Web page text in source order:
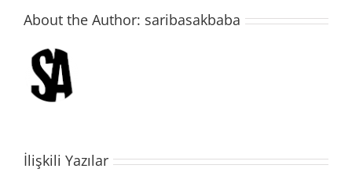
About the Author: saribasakbaba
İlişkili Yazılar